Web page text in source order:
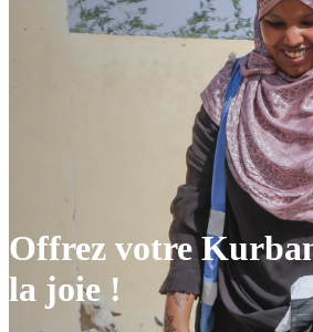
Offrez votre
la joie !